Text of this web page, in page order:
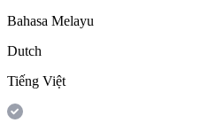
Bahasa Melayu
Dutch
Tiếng Việt